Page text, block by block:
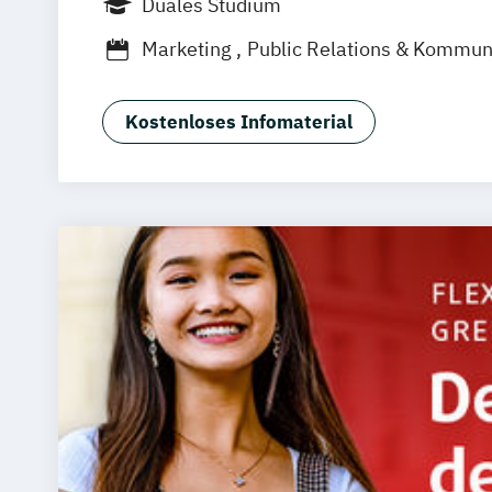
Augsburg
Bielefeld Braunschweig
Aachen deutschlandweit
Marketing
Public Relations &
Kostenloses Infomaterial